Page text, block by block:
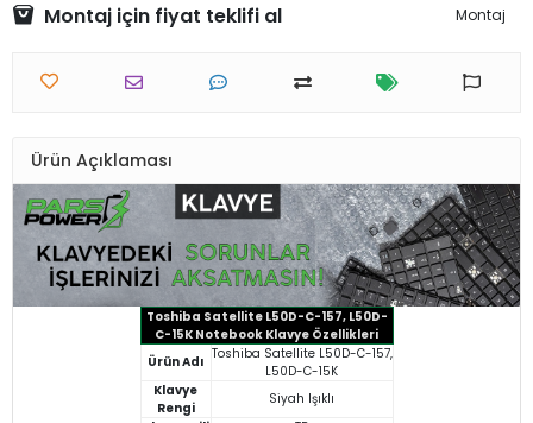
Montaj için fiyat teklifi al Montaj
Ürün Açıklaması
Toshiba Satellite L50D-C-157, L50D-
C-15K Notebook Klavye Özellikleri
Ürün Adı Toshiba Satellite L50D-C-157,
L50D-C-15K
Klavye
Rengi
Siyah Işıklı